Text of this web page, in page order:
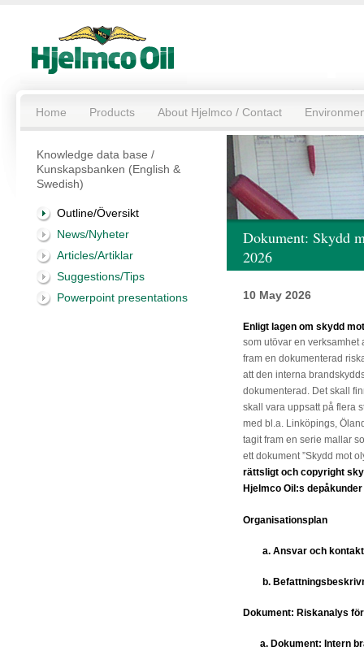
Home Products About Hjelmco / Contact
Knowledge data base /
Kunskapsbanken (English &
Swedish)
Outline/Översikt
News/Nyheter
Articles/Artiklar
Suggestions/Tips
Powerpoint presentations
Dokument: Skydd
2026
10 May 2026
Enligt lagen om skydd
som utövar en verksamhet
fram en dokumenterad
att den interna
dokumenterad. Det skall
skall vara uppsatt på flera
med bl.a. Linköpings,
tagit fram en serie mallar
ett dokument ”Skydd mot
rättsligt och copyright
Hjelmco Oil:s
Organisationsplan
a. Ansvar och
b.
Dokument: Riskanalys
a. Dokument: Intern